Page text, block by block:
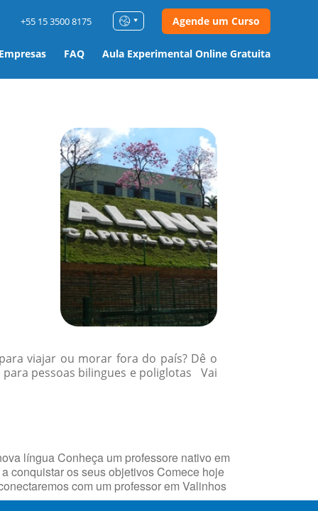
FAQ Aula Experimental Online Gratuita
+55 15 3500 8175 Agende um Curso
viajar ou morar fora do país? Dê o
pessoas bilingues e poliglotas Vai
língua Conheça um professore nativo em
conquistar os seus objetivos Comece hoje
com um professor em Valinhos